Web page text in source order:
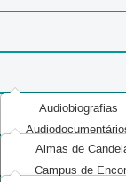
Audiobiografias
ExperimentaSONS
Ficção em Áudio
Almas de
Campus de